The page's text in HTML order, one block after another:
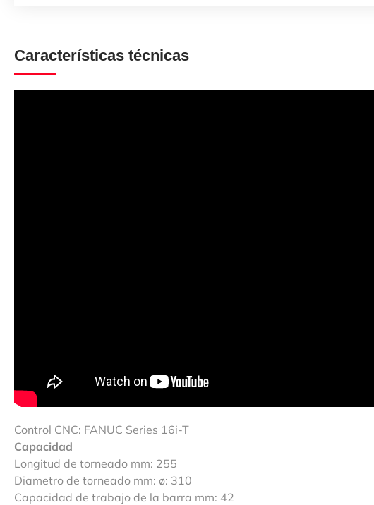
Características técnicas
Control CNC: FANUC Series 16i-T
Capacidad
Longitud de torneado mm: 255
Diametro de torneado mm: ø: 310
Capacidad de trabajo de la barra mm: 42